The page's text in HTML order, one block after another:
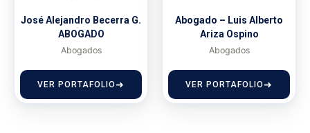
José Alejandro Becerra G.
ABOGADO
Abogados
VER PORTAFOLIO
Abogado – Luis Alberto
Ariza Ospino
Abogados
VER PORTAFOLIO